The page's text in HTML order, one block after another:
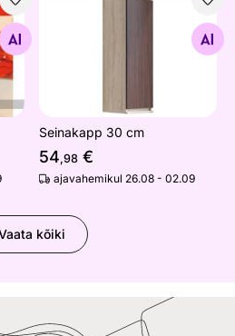
Seinakapp 30 cm
54,98 €
ajavahemikul 26.08 - 02.09
kõiki